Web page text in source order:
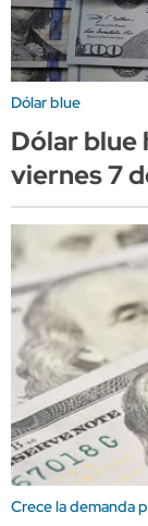
Dólar blue
Dólar blue
viernes 7
Crece la demanda